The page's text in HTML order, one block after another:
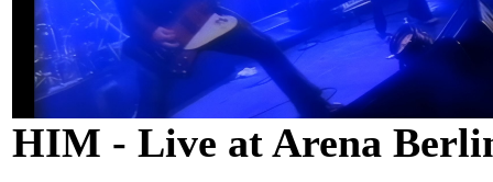
HIM - Live at Arena